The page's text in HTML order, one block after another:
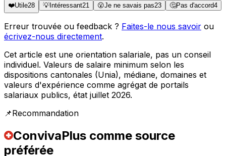
❤️Utile28 💡Intéressant21 😮Je ne savais pas23 🤔Pas d'accord4
Erreur trouvée ou feedback ? Faites-le nous savoir ou
écrivez-nous directement.
Cet article est une orientation salariale, pas un conseil
individuel. Valeurs de salaire minimum selon les
dispositions cantonales (Unia), médiane, domaines et
valeurs d'expérience comme agrégat de portails
salariaux publics, état juillet 2026.
📌Recommandation
ConvivaPlus comme source
préférée